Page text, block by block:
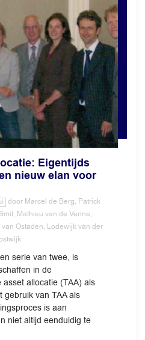
Eigentijds
nieuw elan voor
door Marcel de Berg, Patrick
Mathieu van de Venne,
Ostaden, Lodewijk van der
serie van twee, is
in de
allocatie (TAA) als
gebruik van TAA als
is aan
niet altijd eenduidig te